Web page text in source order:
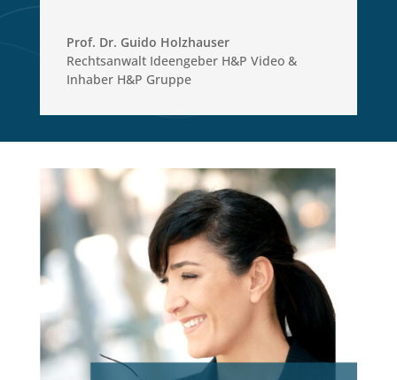
Prof. Dr. Guido Holzhauser
Rechtsanwalt Ideengeber H&P Video &
Inhaber H&P Gruppe